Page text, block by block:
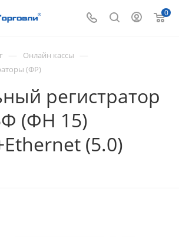
0
— Онлайн кассы —
(ФР)
регистратор
(ФН 15)
(5.0)